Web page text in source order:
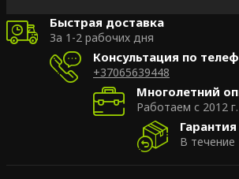
Быстрая доставка
За 1-2 рабочих дня
Консультация по
+37065639448
Многолетний
Работаем с 2012 г.
В течение